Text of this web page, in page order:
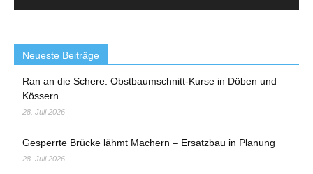
Neueste Beiträge
Ran an die Schere: Obstbaumschnitt-Kurse in Döben und
Kössern
28. Juli 2026
Gesperrte Brücke lähmt Machern – Ersatzbau in Planung
28. Juli 2026